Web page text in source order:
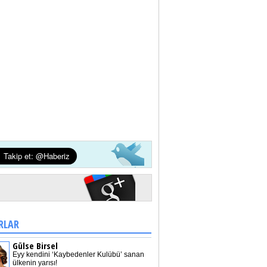
Gülse Birsel
Eyy kendini ‘Kaybedenler Kulübü’ sanan
ülkenin yarısı!